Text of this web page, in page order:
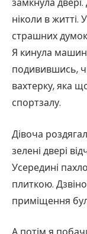
замкнула
ніколи в житті.
страшних
Я кинула
подивившись,
вахтерку, яка
спортзалу.
Дівоча
зелені двері
Усередині
плиткою.
приміщення